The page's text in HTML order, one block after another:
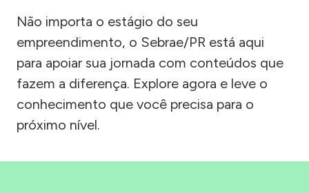
Não importa o estágio do seu
empreendimento, o Sebrae/PR está aqui
para apoiar sua jornada com conteúdos que
fazem a diferença. Explore agora e leve o
conhecimento que você precisa para o
próximo nível.